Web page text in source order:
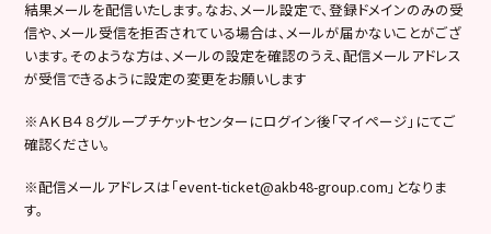
結果メールを配信いたします。なお、メール設定で、登録ドメインのみの受
信や、メール受信を拒否されている場合は、メールが届かないことがござ
います。そのような方は、メールの設定を確認のうえ、配信メールアドレス
が受信できるように設定の変更をお願いします
※ＡＫＢ４８グループチケットセンターにログイン後「マイページ」にてご
確認ください。
※配信メールアドレスは「event-ticket@akb48-group.com」となりま
す。